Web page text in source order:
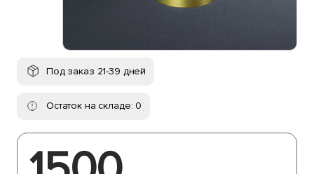
Под заказ 21-39 дней
Остаток на складе: 0